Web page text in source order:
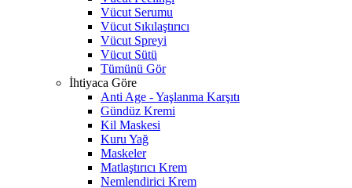
Vücut Serumu
Vücut Sıkılaştırıcı
Vücut Spreyi
Vücut Sütü
Tümünü Gör
İhtiyaca Göre
Anti Age - Yaşlanma Karşıtı
Gündüz Kremi
Kil Maskesi
Kuru Yağ
Maskeler
Matlaştırıcı Krem
Nemlendirici Krem